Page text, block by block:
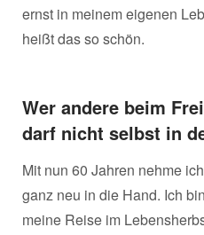
ernst in meinem eigenen
heißt das so schön.
Wer andere beim
darf nicht selbst in
Mit nun 60 Jahren nehme
ganz neu in die Hand. Ich
meine Reise im